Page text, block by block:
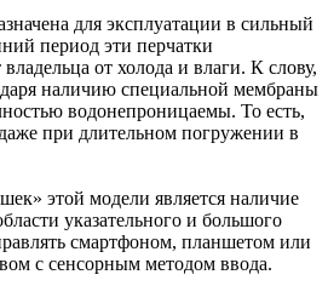
для эксплуатации в сильный
период эти перчатки
от холода и влаги. К слову,
наличию специальной мембраны
водонепроницаемы. То есть,
при длительном погружении в
этой модели является наличие
указательного и большого
смартфоном, планшетом или
с сенсорным методом ввода.